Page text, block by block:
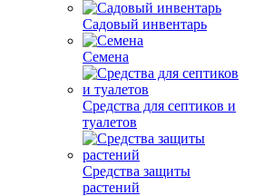
Садовый инвентарь
Семена
Средства для септиков и
туалетов
Средства защиты
растений